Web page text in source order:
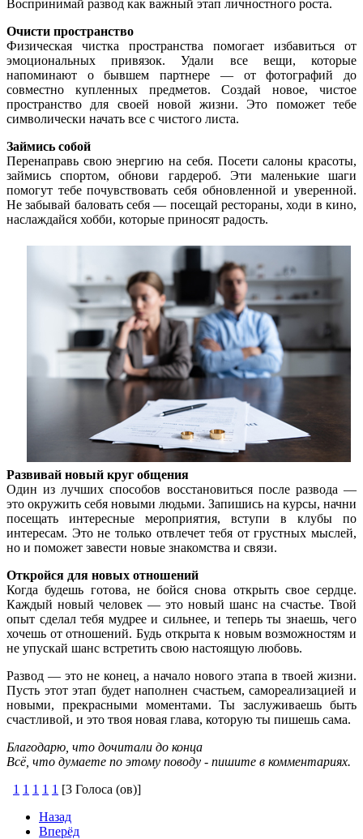
Воспринимай развод как важный этап личностного роста.
Очисти пространство
Физическая чистка пространства помогает избавиться от
эмоциональных привязок. Удали все вещи, которые
напоминают о бывшем партнере — от фотографий до
совместно купленных предметов. Создай новое, чистое
пространство для своей новой жизни. Это поможет тебе
символически начать все с чистого листа.
Займись собой
Перенаправь свою энергию на себя. Посети салоны красоты,
займись спортом, обнови гардероб. Эти маленькие шаги
помогут тебе почувствовать себя обновленной и уверенной.
Не забывай баловать себя — посещай рестораны, ходи в кино,
наслаждайся хобби, которые приносят радость.
Развивай новый круг общения
Один из лучших способов восстановиться после развода —
это окружить себя новыми людьми. Запишись на курсы, начни
посещать интересные мероприятия, вступи в клубы по
интересам. Это не только отвлечет тебя от грустных мыслей,
но и поможет завести новые знакомства и связи.
Откройся для новых отношений
Когда будешь готова, не бойся снова открыть свое сердце.
Каждый новый человек — это новый шанс на счастье. Твой
опыт сделал тебя мудрее и сильнее, и теперь ты знаешь, чего
хочешь от отношений. Будь открыта к новым возможностям и
не упускай шанс встретить свою настоящую любовь.
Развод — это не конец, а начало нового этапа в твоей жизни.
Пусть этот этап будет наполнен счастьем, самореализацией и
новыми, прекрасными моментами. Ты заслуживаешь быть
счастливой, и это твоя новая глава, которую ты пишешь сама.
Благодарю, что дочитали до конца
Всё, что думаете по этому поводу - пишите в комментариях.
1 1 1 1 1 [3 Голоса (ов)]
Назад
Вперёд